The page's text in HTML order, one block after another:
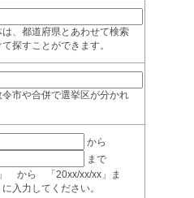
、都道府県とあわせて検索
探すことができます。
市や合併で選挙区が分かれ
から
まで
から 「20xx/xx/xx」ま
入力してください。